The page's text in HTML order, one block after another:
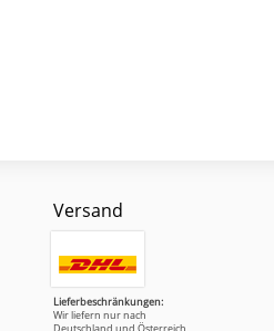
Versand
Lieferbeschränkungen:
Wir liefern nur nach